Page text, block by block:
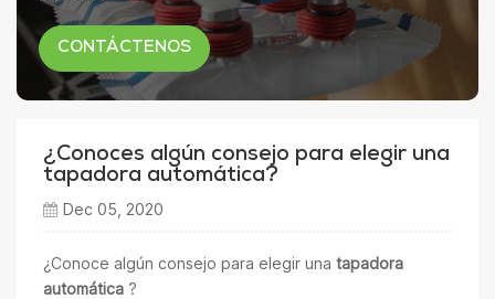
CONTÁCTENOS
¿Conoces algún consejo para elegir una
tapadora automática?
Dec 05, 2020
¿Conoce algún consejo para elegir una tapadora
automática ?